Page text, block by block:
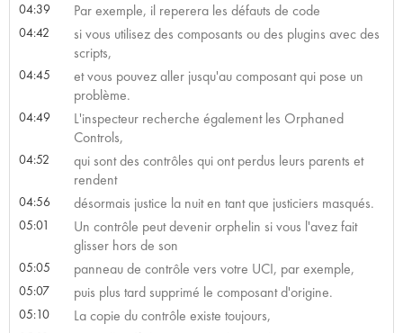
04:39 Par exemple, il reperera les défauts de code
04:42
si vous utilisez des composants ou des plugins avec des
scripts,
04:45
et vous pouvez aller jusqu'au composant qui pose un
problème.
04:49
L'inspecteur recherche également les Orphaned
Controls,
04:52
qui sont des contrôles qui ont perdus leurs parents et
rendent
04:56 désormais justice la nuit en tant que justiciers masqués.
05:01
Un contrôle peut devenir orphelin si vous l'avez fait
glisser hors de son
05:05 panneau de contrôle vers votre UCI, par exemple,
05:07 puis plus tard supprimé le composant d'origine.
05:10 La copie du contrôle existe toujours,